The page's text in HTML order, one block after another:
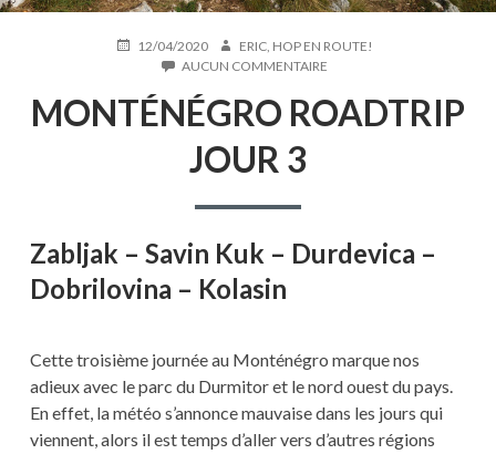
PUBLIÉ12/04/2020 AUTEUR
ERIC, HOP EN ROUTE!
AUCUN COMMENTAIRE
ROADTRIP
JOUR
MONTÉNÉGRO ROADTRIP
JOUR 3
Zabljak – Savin Kuk – Durdevica –
Dobrilovina – Kolasin
Cette troisième journée au Monténégro marque nos
adieux avec le parc du Durmitor et le nord ouest du pays.
En effet, la météo s’annonce mauvaise dans les jours qui
viennent, alors il est temps d’aller vers d’autres régions